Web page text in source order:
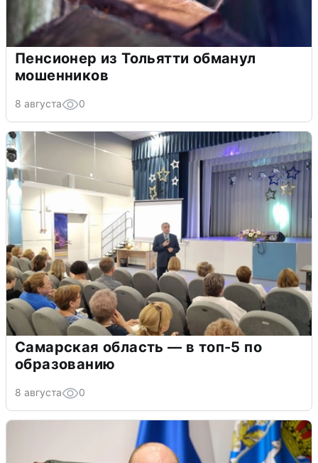
Пенсионер из Тольятти обманул
мошенников
8 августа 0
Самарская область — в топ-5 по
образованию
8 августа 0